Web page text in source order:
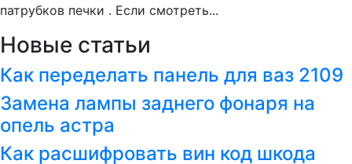
патрубков печки . Если смотреть...
Новые статьи
Как переделать панель для ваз 2109
Замена лампы заднего фонаря на
опель астра
Как расшифровать вин код шкода